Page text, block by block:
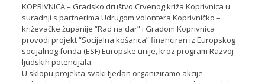
KOPRIVNICA – Gradsko društvo Crvenog križa Koprivnica u
suradnji s partnerima Udrugom volontera Koprivničko –
križevačke županije “Rad na dar” i Gradom Koprivnica
provodi projekt “Socijalna košarica” financiran iz Europskog
socijalnog fonda (ESF) Europske unije, kroz program Razvoj
ljudskih potencijala.
U sklopu projekta svaki tjedan organiziramo akcije